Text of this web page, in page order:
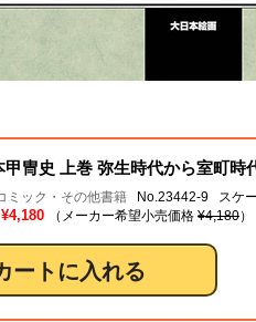
甲冑史 上巻 弥生時代から室町時
ミック・その他書籍 No.23442-9 スケ
¥4,180 （メーカー希望小売価格 ¥4,180）